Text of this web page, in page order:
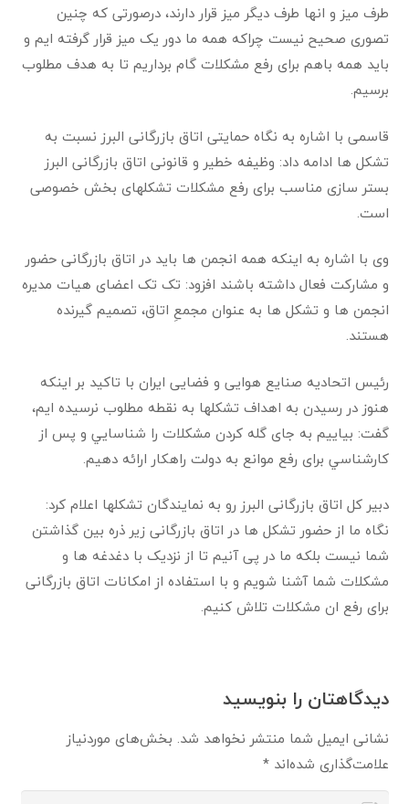
طرف میز و انها طرف دیگر میز قرار دارند، درصورتی که چنین
تصوری صحیح نیست چراکه همه ما دور یک میز قرار گرفته ایم و
باید همه باهم برای رفع مشکلات گام برداریم تا به هدف مطلوب
برسیم.
قاسمی با اشاره به نگاه حمایتی اتاق بازرگانی البرز نسبت به
تشکل ها ادامه داد: وظیفه خطیر و قانونی اتاق بازرگانی البرز
بستر سازی مناسب برای رفع مشکلات تشکلهای بخش خصوصی
است.
وی با اشاره به اینکه همه انجمن ها باید در اتاق بازرگانی حضور
و مشارکت فعال داشته باشند افزود: تک تک اعضای هیات مدیره
انجمن ها و تشکل ها به عنوان مجمعِ اتاق، تصمیم گیرنده
هستند.
رئیس اتحادیه صنایع هوایی و فضایی ایران با تاکید بر اینکه
هنوز در رسيدن به اهداف تشكلها به نقطه مطلوب نرسیده ایم،
گفت: بیاییم به جای گله کردن مشكلات را شناسايي و پس از
كارشناسي برای رفع موانع به دولت راهکار ارائه دهیم.
دبیر کل اتاق بازرگانی البرز رو به نمایندگان تشکلها اعلام کرد:
نگاه ما از حضور تشکل ها در اتاق بازرگانی زیر ذره بین گذاشتن
شما نیست بلکه ما در پی آنیم تا از نزدیک با دغدغه ها و
مشکلات شما آشنا شویم و با استفاده از امکانات اتاق بازرگانی
برای رفع ان مشکلات تلاش کنیم.
دیدگاهتان را بنویسید
نشانی ایمیل شما منتشر نخواهد شد. بخش‌های موردنیاز
علامت‌گذاری شده‌اند*